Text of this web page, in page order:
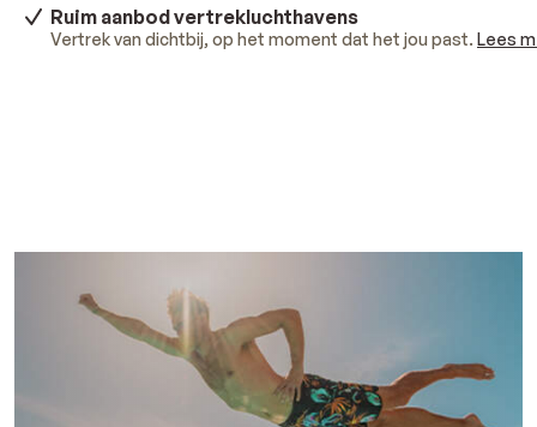
Ruim aanbod vertrekluchthavens
Vertrek van dichtbij, op het moment dat het jou past. Lees